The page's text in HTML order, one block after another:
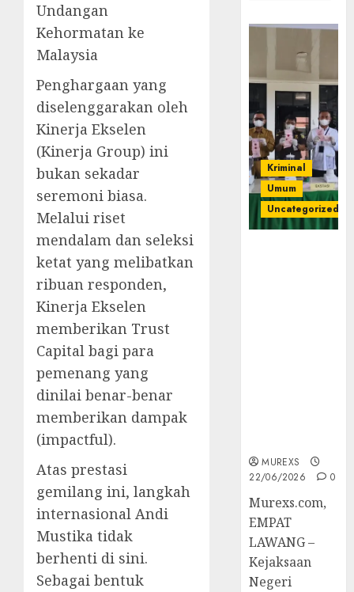
Undangan
Kehormatan ke
Malaysia
Penghargaan yang
diselenggarakan oleh
Kinerja Ekselen
(Kinerja Group) ini
bukan sekadar
seremoni biasa.
Melalui riset
mendalam dan seleksi
ketat yang melibatkan
ribuan responden,
Kinerja Ekselen
memberikan Trust
Capital bagi para
pemenang yang
dinilai benar-benar
memberikan dampak
(impactful).
Atas prestasi
gemilang ini, langkah
internasional Andi
Mustika tidak
berhenti di sini.
Sebagai bentuk
Kriminal
Umum
Uncategorized
MUREXS
22/06/2026
0
‎Murexs.com,
EMPAT
LAWANG –
Kejaksaan
Negeri